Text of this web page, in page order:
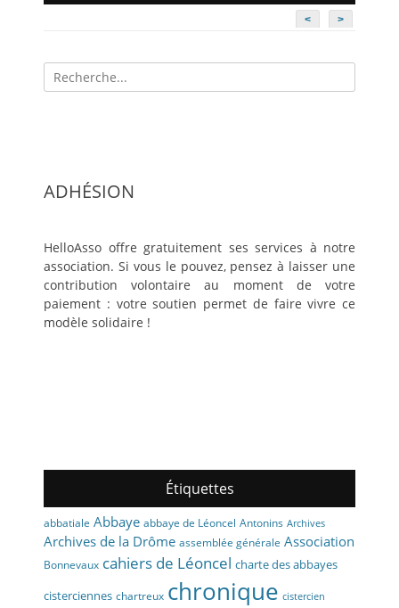
< >
Recherche
pour:
ADHÉSION
HelloAsso offre gratuitement ses services à notre
association. Si vous le pouvez, pensez à laisser une
contribution volontaire au moment de votre
paiement : votre soutien permet de faire vivre ce
modèle solidaire !
Étiquettes
abbatiale Abbaye abbaye de Léoncel Antonins Archives
Archives de la Drôme assemblée générale Association
Bonnevaux cahiers de Léoncel charte des abbayes
cisterciennes chartreux chronique cistercien